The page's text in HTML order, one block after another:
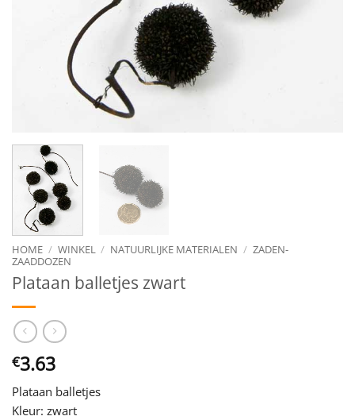
HOME / WINKEL / NATUURLIJKE MATERIALEN / ZADEN-
ZAADDOZEN
Plataan balletjes zwart
€3.63
Plataan balletjes
Kleur: zwart